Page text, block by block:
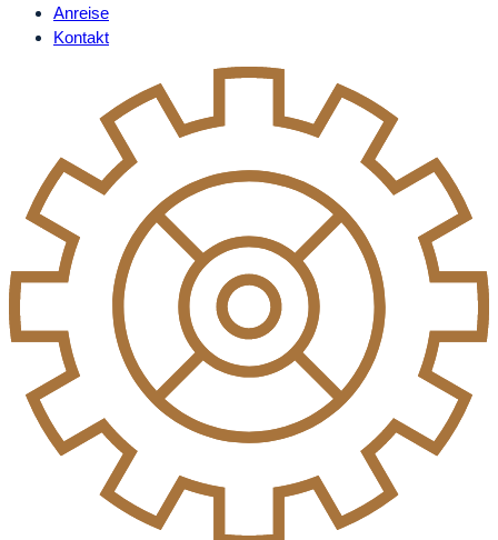
Anreise
Kontakt